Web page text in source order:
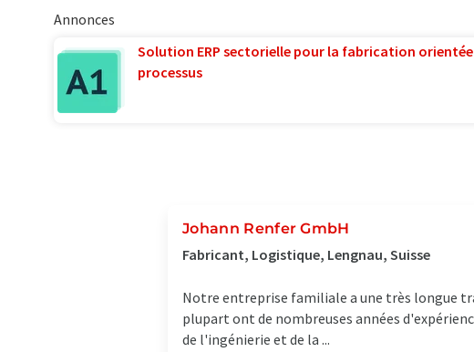
Annonces
Solution ERP sectorielle pour la fabrication
processus
Johann Renfer GmbH
Fabricant, Logistique, Lengnau, Suisse
Notre entreprise familiale a une très longue
plupart ont de nombreuses années
de l'ingénierie et de la ...